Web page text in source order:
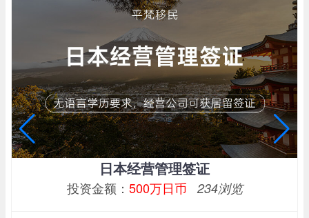
日本经营管理签证
投资金额： 500万日币 234浏览